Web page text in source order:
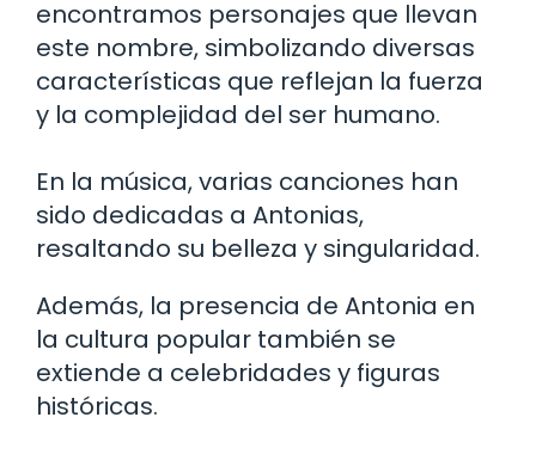
encontramos personajes que llevan
este nombre, simbolizando diversas
características que reflejan la fuerza
y la complejidad del ser humano.
En la música, varias canciones han
sido dedicadas a Antonias,
resaltando su belleza y singularidad.
Además, la presencia de Antonia en
la cultura popular también se
extiende a celebridades y figuras
históricas.